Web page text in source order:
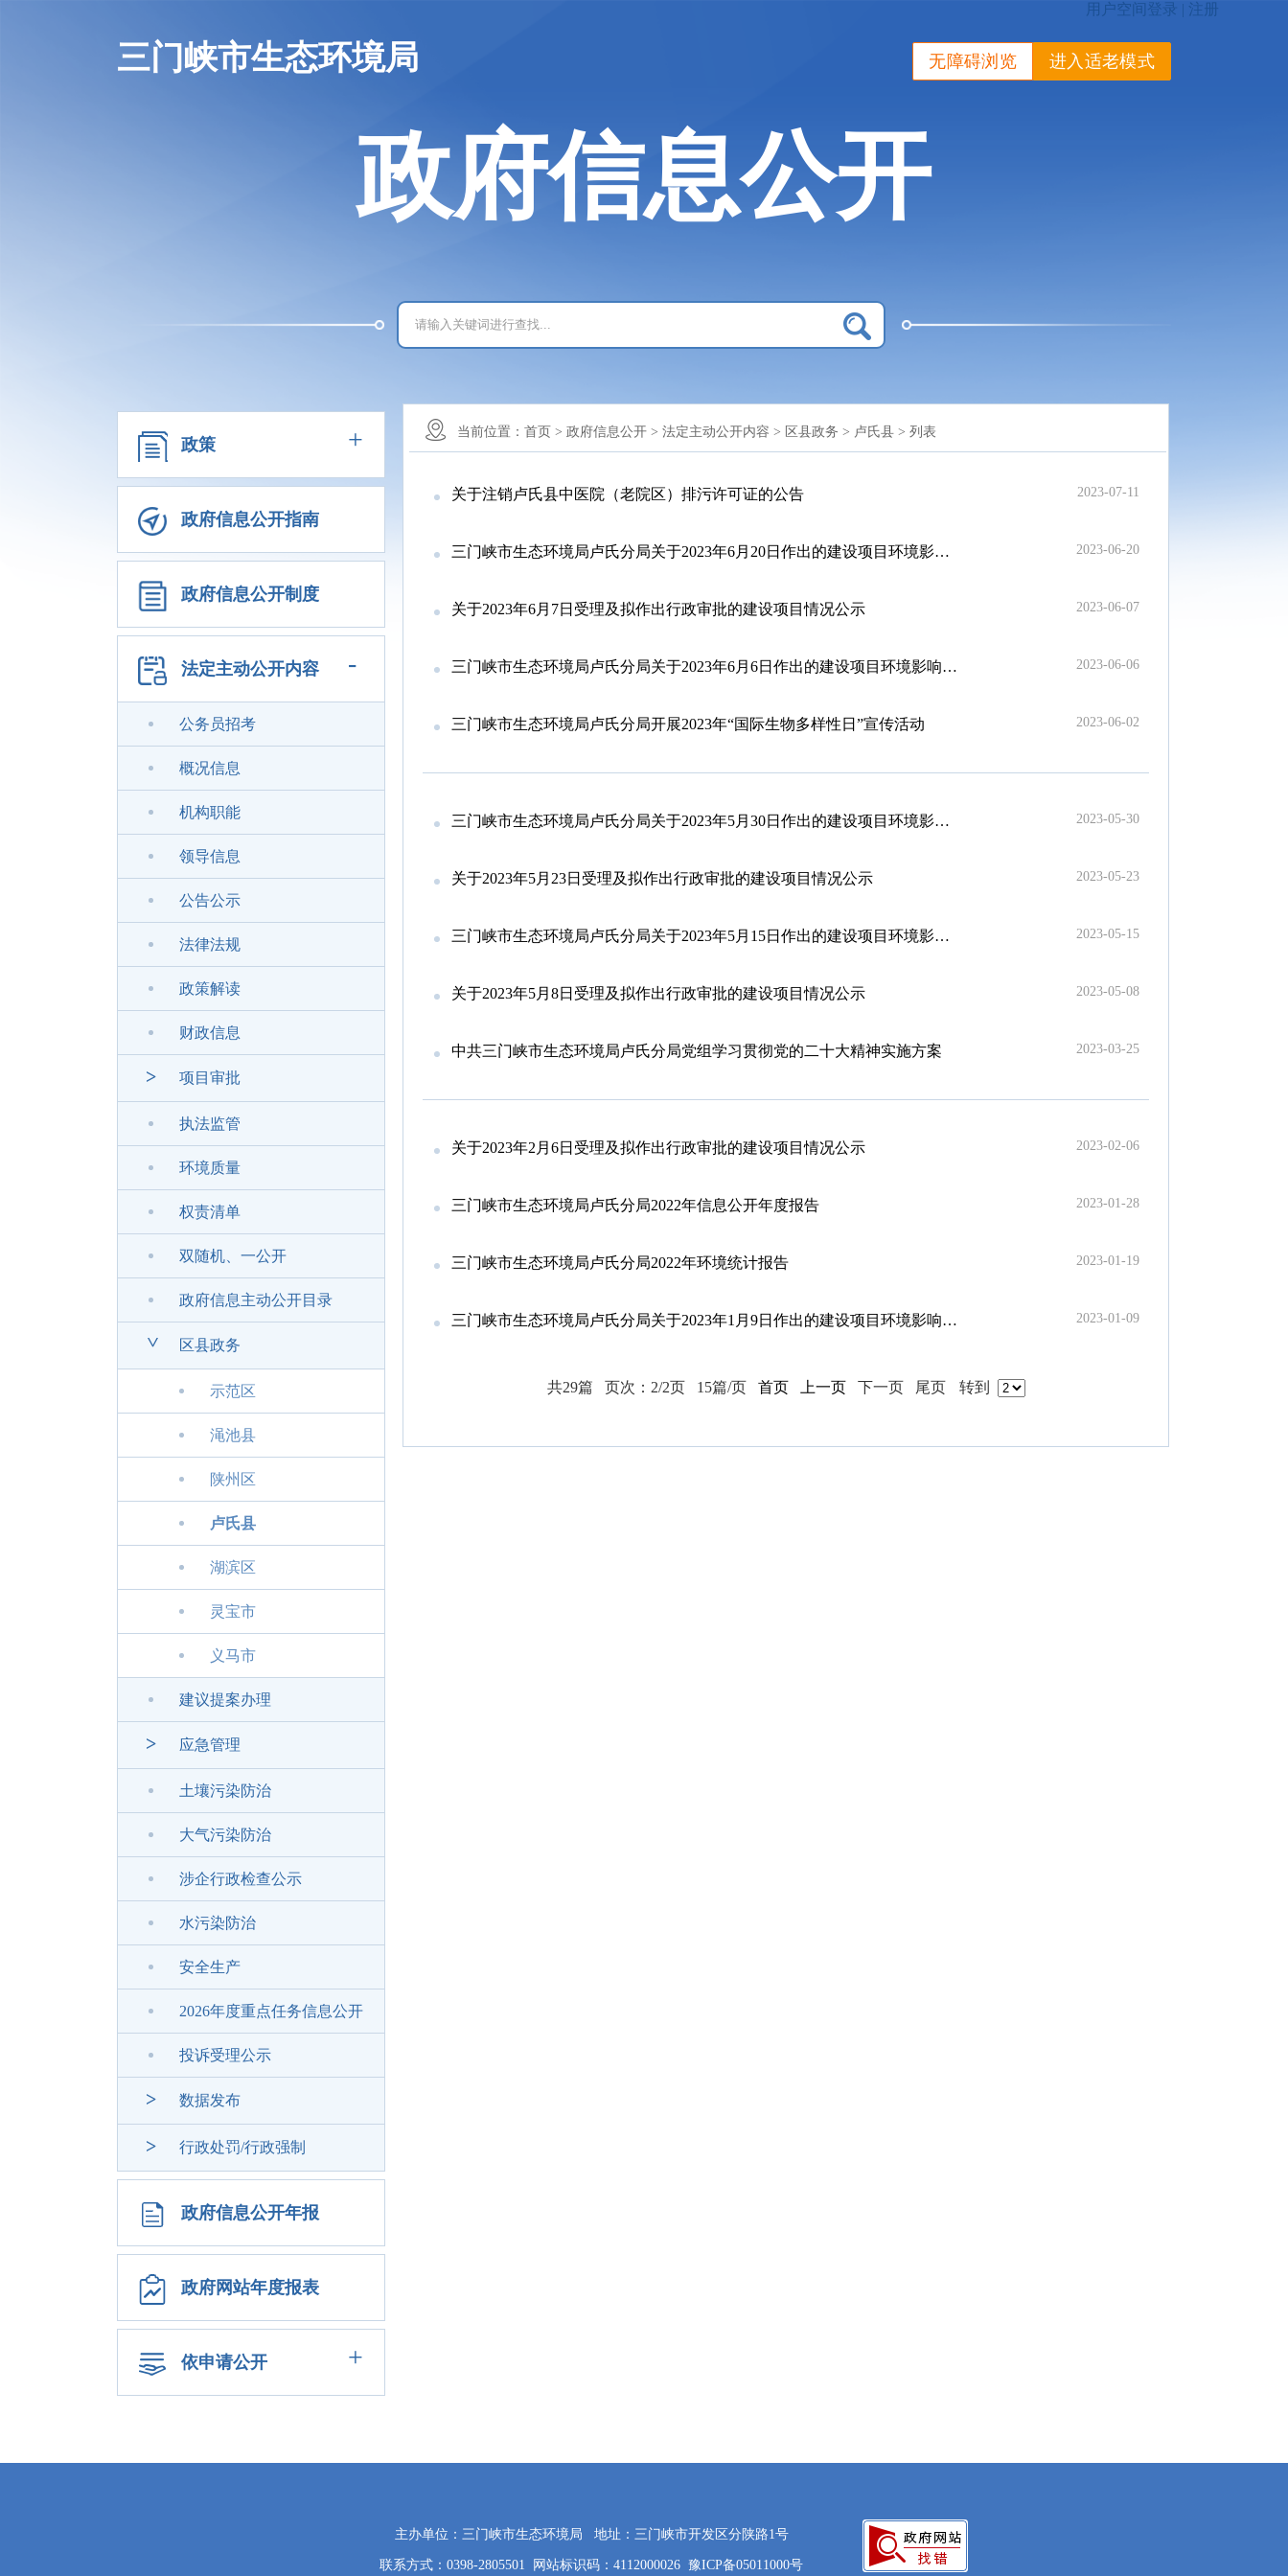
三门峡市生态环境局 无障碍浏览 进入适老模式
政府信息公开
政策 +
政府信息公开指南
政府信息公开制度
法定主动公开内容 -
公务员招考
概况信息
机构职能
领导信息
公告公示
法律法规
政策解读
财政信息
> 项目审批
执法监管
环境质量
权责清单
双随机、一公开
政府信息主动公开目录
> 区县政务
示范区
渑池县
陕州区
卢氏县
湖滨区
灵宝市
义马市
建议提案办理
> 应急管理
土壤污染防治
大气污染防治
涉企行政检查公示
水污染防治
安全生产
2026年度重点任务信息公开
投诉受理公示
> 数据发布
> 行政处罚/行政强制
政府信息公开年报
政府网站年度报表
依申请公开 +
当前位置： 首页 > 政府信息公开 > 法定主动公开内容 > 区县政务 > 卢氏县 > 列表
关于注销卢氏县中医院（老院区）排污许可证的公告 2023-07-11
三门峡市生态环境局卢氏分局关于2023年6月20日作出的建设项目环境影响评价文件告知审批决定的公告 2023-06-20
关于2023年6月7日受理及拟作出行政审批的建设项目情况公示 2023-06-07
三门峡市生态环境局卢氏分局关于2023年6月6日作出的建设项目环境影响评价文件告知审批决定的公告 2023-06-06
三门峡市生态环境局卢氏分局开展2023年“国际生物多样性日”宣传活动 2023-06-02
三门峡市生态环境局卢氏分局关于2023年5月30日作出的建设项目环境影响评价文件告知审批决定的公告 2023-05-30
关于2023年5月23日受理及拟作出行政审批的建设项目情况公示 2023-05-23
三门峡市生态环境局卢氏分局关于2023年5月15日作出的建设项目环境影响评价文件告知审批决定的公告 2023-05-15
关于2023年5月8日受理及拟作出行政审批的建设项目情况公示 2023-05-08
中共三门峡市生态环境局卢氏分局党组学习贯彻党的二十大精神实施方案 2023-03-25
关于2023年2月6日受理及拟作出行政审批的建设项目情况公示 2023-02-06
三门峡市生态环境局卢氏分局2022年信息公开年度报告 2023-01-28
三门峡市生态环境局卢氏分局2022年环境统计报告 2023-01-19
三门峡市生态环境局卢氏分局关于2023年1月9日作出的建设项目环境影响评价文件告知审批决定的公告 2023-01-09
共29篇 页次：2/2页 15篇/页 首页 上一页 下一页 尾页 转到
主办单位：三门峡市生态环境局 地址：三门峡市开发区分陕路1号
联系方式：0398-2805501 网站标识码：4112000026 豫ICP备05011000号